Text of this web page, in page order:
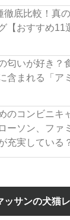
徹底比較！真
【おすすめ11
匂いが好き？
含まれる「ア
のコンビニキ
ーソン、ファ
充実している
ッサンの犬猫